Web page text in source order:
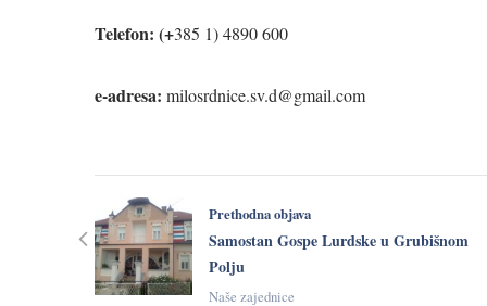
Telefon: (+385 1) 4890 600
e-adresa: milosrdnice.sv.d@gmail.com
Prethodna objava
Samostan Gospe Lurdske u Grubišnom
Polju
Naše zajednice